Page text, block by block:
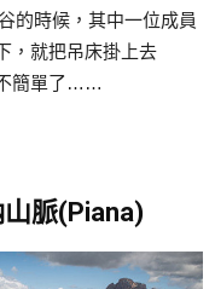
的時候，其中一位成員
，就把吊床掛上去
簡單了……
脈(Piana)